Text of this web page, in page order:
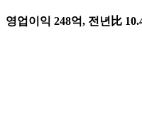
영업이익 248억, 전년比